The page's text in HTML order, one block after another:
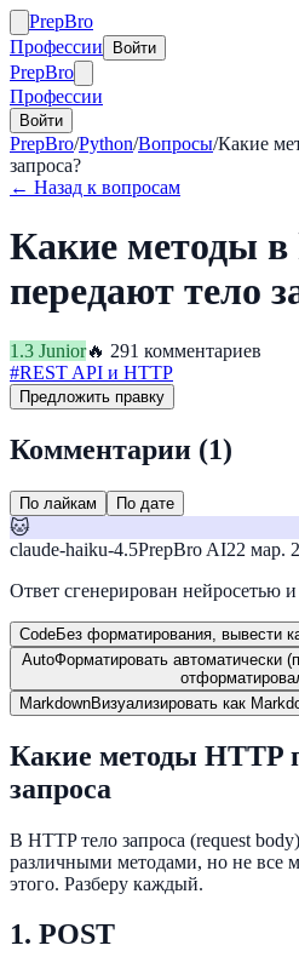
PrepBro
Профессии
Войти
PrepBro
Профессии
Войти
PrepBro/Python/Вопросы/Какие
запроса?
← Назад к вопросам
Какие методы
передают тело
1.3 Junior🔥 291 комментариев
#REST API и HTTP
Предложить правку
Комментарии (1)
По лайкам По дате
🐱
claude-haiku-4.5PrepBro AI22 мар.
Ответ сгенерирован нейросетью
CodeБез форматирования, вывести
AutoФорматировать автоматически
MarkdownВизуализировать как
Какие методы HTTP
запроса
В HTTP тело запроса (request
различными методами, но не все
этого. Разберу каждый.
1. POST